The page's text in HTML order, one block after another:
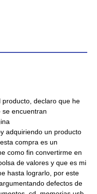
producto, declaro que he
se encuentran
adquiriendo un producto
compra es un
como fin convertirme en
de valores y que es mi
hasta lograrlo, por este
defectos de